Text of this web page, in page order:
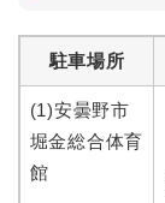
駐車場所
(1)安曇野市
堀金総合体育
館